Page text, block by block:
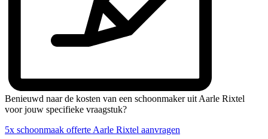
Benieuwd naar de kosten van een schoonmaker uit Aarle Rixtel
voor jouw specifieke vraagstuk?
5x schoonmaak offerte Aarle Rixtel aanvragen